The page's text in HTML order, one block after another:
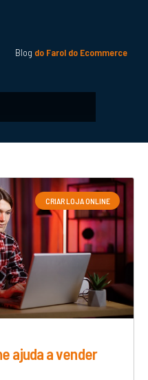
Blog do Farol do Ecommerce
CRIAR LOJA ONLINE
ajuda a vender